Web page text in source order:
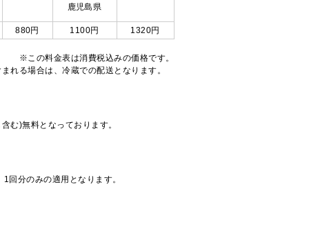
鹿児島県
880円 1100円 1320円
※この料金表は消費税込みの価格です。
れる場合は、冷蔵での配送となります。
む)無料となっております。
回分のみの適用となります。